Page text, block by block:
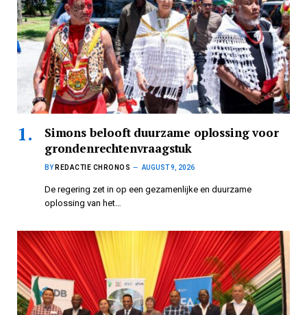
Simons belooft duurzame oplossing voor
grondenrechtenvraagstuk
BY REDACTIE CHRONOS AUGUST 9, 2026
De regering zet in op een gezamenlijke en duurzame
oplossing van het…